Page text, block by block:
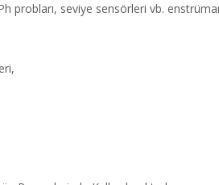
probları, seviye sensörleri vb.